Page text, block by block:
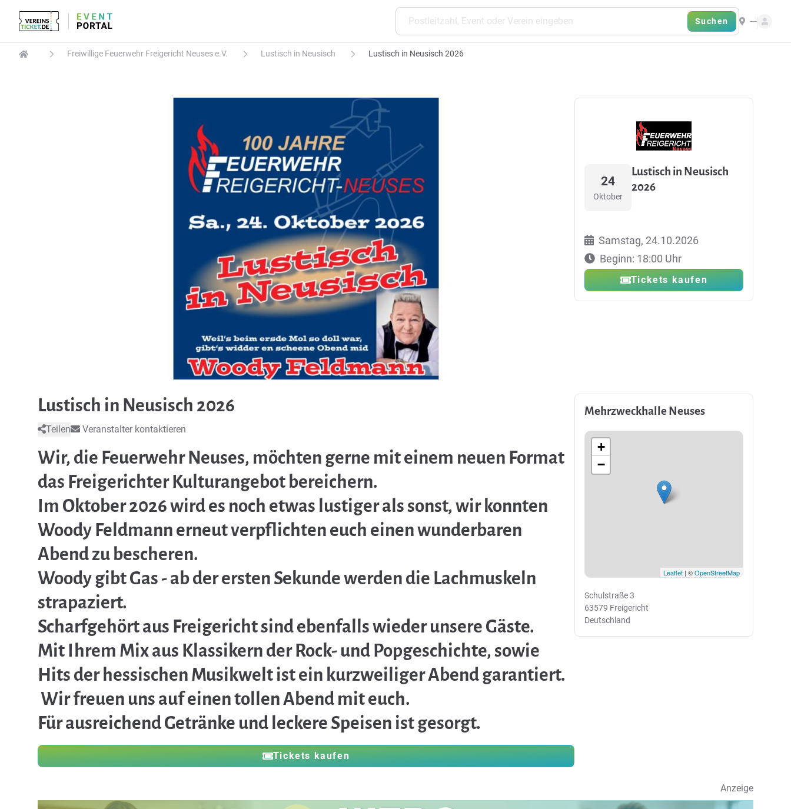
Suchen ---
Freiwillige Feuerwehr Freigericht Neuses e.V. Lustisch in Neusisch Lustisch in Neusisch 2026
24
Oktober
Lustisch in Neusisch
2026
Samstag, 24.10.2026
Beginn: 18:00 Uhr
Tickets kaufen
Lustisch in Neusisch 2026
Teilen Veranstalter kontaktieren
Wir, die Feuerwehr Neuses, möchten gerne mit einem neuen Format
das Freigerichter Kulturangebot bereichern.
Im Oktober 2026 wird es noch etwas lustiger als sonst, wir konnten
Woody Feldmann erneut verpflichten euch einen wunderbaren
Abend zu bescheren.
Woody gibt Gas - ab der ersten Sekunde werden die Lachmuskeln
strapaziert.
Scharfgehört aus Freigericht sind ebenfalls wieder unsere Gäste.
Mit Ihrem Mix aus Klassikern der Rock- und Popgeschichte, sowie
Hits der hessischen Musikwelt ist ein kurzweiliger Abend garantiert.
Wir freuen uns auf einen tollen Abend mit euch.
Für ausreichend Getränke und leckere Speisen ist gesorgt.
Tickets kaufen
Mehrzweckhalle Neuses
+
−
Leaflet | ©OpenStreetMap
Schulstraße 3
63579 Freigericht
Deutschland
Anzeige